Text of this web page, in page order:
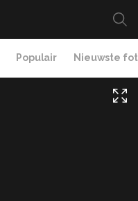
Populair Nieuwste